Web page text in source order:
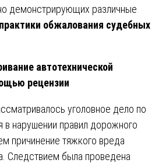
демонстрирующих различные
обжалования судебных
автотехнической
рецензии
уголовное дело по
в нарушении правил дорожного
причинение тяжкого вреда
Следствием была проведена